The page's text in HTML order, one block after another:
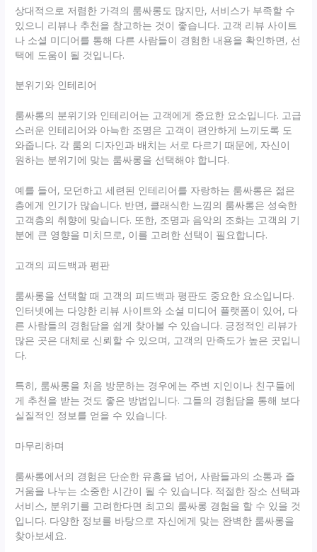
상대적으로 저렴한 가격의 룸싸롱도 많지만, 서비스가 부족할 수
있으니 리뷰나 추천을 참고하는 것이 좋습니다. 고객 리뷰 사이트
나 소셜 미디어를 통해 다른 사람들이 경험한 내용을 확인하면, 선
택에 도움이 될 것입니다.
분위기와 인테리어
룸싸롱의 분위기와 인테리어는 고객에게 중요한 요소입니다. 고급
스러운 인테리어와 아늑한 조명은 고객이 편안하게 느끼도록 도
와줍니다. 각 룸의 디자인과 배치는 서로 다르기 때문에, 자신이
원하는 분위기에 맞는 룸싸롱을 선택해야 합니다.
예를 들어, 모던하고 세련된 인테리어를 자랑하는 룸싸롱은 젊은
층에게 인기가 많습니다. 반면, 클래식한 느낌의 룸싸롱은 성숙한
고객층의 취향에 맞습니다. 또한, 조명과 음악의 조화는 고객의 기
분에 큰 영향을 미치므로, 이를 고려한 선택이 필요합니다.
고객의 피드백과 평판
룸싸롱을 선택할 때 고객의 피드백과 평판도 중요한 요소입니다.
인터넷에는 다양한 리뷰 사이트와 소셜 미디어 플랫폼이 있어, 다
른 사람들의 경험담을 쉽게 찾아볼 수 있습니다. 긍정적인 리뷰가
많은 곳은 대체로 신뢰할 수 있으며, 고객의 만족도가 높은 곳입니
다.
특히, 룸싸롱을 처음 방문하는 경우에는 주변 지인이나 친구들에
게 추천을 받는 것도 좋은 방법입니다. 그들의 경험담을 통해 보다
실질적인 정보를 얻을 수 있습니다.
마무리하며
룸싸롱에서의 경험은 단순한 유흥을 넘어, 사람들과의 소통과 즐
거움을 나누는 소중한 시간이 될 수 있습니다. 적절한 장소 선택과
서비스, 분위기를 고려한다면 최고의 룸싸롱 경험을 할 수 있을 것
입니다. 다양한 정보를 바탕으로 자신에게 맞는 완벽한 룸싸롱을
찾아보세요.